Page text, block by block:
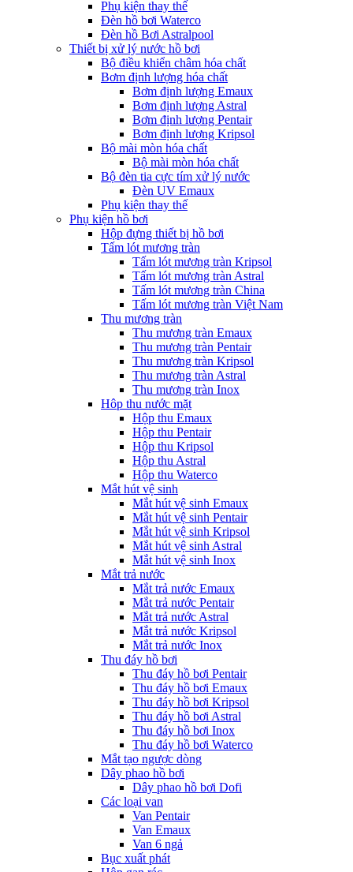
Phụ kiện thay thế
Đèn hồ bơi Waterco
Đèn hồ Bơi Astralpool
Thiết bị xử lý nước hồ bơi
Bộ điều khiển châm hóa chất
Bơm định lượng hóa chất
Bơm định lượng Emaux
Bơm định lượng Astral
Bơm định lượng Pentair
Bơm định lượng Kripsol
Bộ mài mòn hóa chất
Bộ mài mòn hóa chất
Bộ đèn tia cực tím xử lý nước
Đèn UV Emaux
Phụ kiện thay thế
Phụ kiện hồ bơi
Hộp đựng thiết bị hồ bơi
Tấm lót mương tràn
Tấm lót mương tràn Kripsol
Tấm lót mương tràn Astral
Tấm lót mương tràn China
Tấm lót mương tràn Việt Nam
Thu mương tràn
Thu mương tràn Emaux
Thu mương tràn Pentair
Thu mương tràn Kripsol
Thu mương tràn Astral
Thu mương tràn Inox
Hôp thu nước mặt
Hộp thu Emaux
Hộp thu Pentair
Hộp thu Kripsol
Hộp thu Astral
Hộp thu Waterco
Mắt hút vệ sinh
Mắt hút vệ sinh Emaux
Mắt hút vệ sinh Pentair
Mắt hút vệ sinh Kripsol
Mắt hút vệ sinh Astral
Mắt hút vệ sinh Inox
Mắt trả nước
Mắt trả nước Emaux
Mắt trả nước Pentair
Mắt trả nước Astral
Mắt trả nước Kripsol
Mắt trả nước Inox
Thu đáy hồ bơi
Thu đáy hồ bơi Pentair
Thu đáy hồ bơi Emaux
Thu đáy hồ bơi Kripsol
Thu đáy hồ bơi Astral
Thu đáy hồ bơi Inox
Thu đáy hồ bơi Waterco
Mắt tạo ngược dòng
Dây phao hồ bơi
Dây phao hồ bơi Dofi
Các loại van
Van Pentair
Van Emaux
Van 6 ngả
Bục xuất phát